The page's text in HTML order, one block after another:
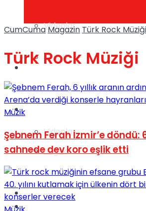
Galeri
Videolar
Gündem
Videolar
Gündem
Yaşam
Sağlık
TV
CumCumaMagazin Türk Rock Müziği
Türk Rock Müziği
Müzik
Şebnem Ferah İzmir’e döndü:
sahnede dev koro eşlik etti